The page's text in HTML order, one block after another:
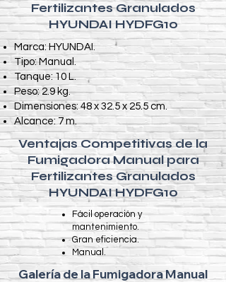
Fertilizantes Granulados
HYUNDAI HYDFG10
Marca: HYUNDAI.
Tipo: Manual.
Tanque: 10 L.
Peso: 2.9 kg.
Dimensiones: 48 x 32.5 x 25.5 cm.
Alcance: 7 m.
Ventajas Competitivas de la
Fumigadora Manual para
Fertilizantes Granulados
HYUNDAI HYDFG10
Fácil operación y
mantenimiento.
Gran eficiencia.
Manual.
Galería de la Fumigadora Manual